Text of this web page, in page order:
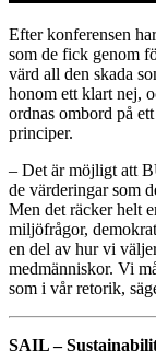
Efter konferensen
som de fick genom
värd all den skada
honom ett klart nej,
ordnas ombord på
principer.
– Det är möjligt att
de värderingar som
Men det räcker helt
miljöfrågor,
en del av hur vi
medmänniskor. Vi
som i vår retorik,
SAIL –